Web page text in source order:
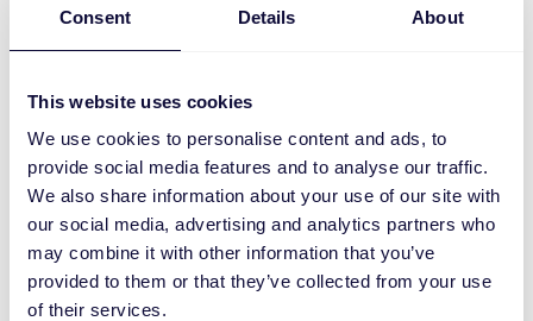
Consent Details About
This website uses cookies
We use cookies to personalise content and ads, to
provide social media features and to analyse our traffic.
We also share information about your use of our site with
our social media, advertising and analytics partners who
may combine it with other information that you’ve
provided to them or that they’ve collected from your use
of their services.
Telefone privado
Celular
Endereço de e-mail*